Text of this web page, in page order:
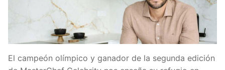
El campeón olímpico y ganador de la segunda edición